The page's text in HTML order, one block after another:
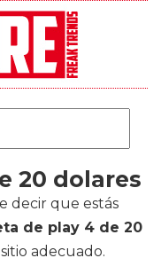
20 dolares
decir que estás
de play 4 de 20
adecuado.